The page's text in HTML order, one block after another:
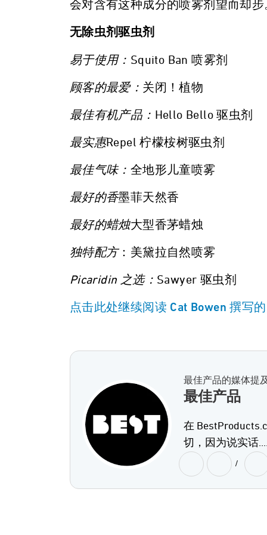
会对含有这种成分的喷雾剂望而却步
无除虫剂驱虫剂
易于使用： Squito Ban 喷雾剂
顾客的最爱： 关闭！植物
最佳有机产品： Hello Bello 驱虫剂
最实惠Repel 柠檬桉树驱虫剂
最佳气味： 全地形儿童喷雾
最好的香墨菲天然香
最好的蜡烛大型香茅蜡烛
独特配方：美黛拉自然喷雾
Picaridin 之选： Sawyer 驱虫剂
点击此处继续阅读 Cat Bowen 撰写
最佳产品的媒体提
最佳产品
在
切，因为说实话
/